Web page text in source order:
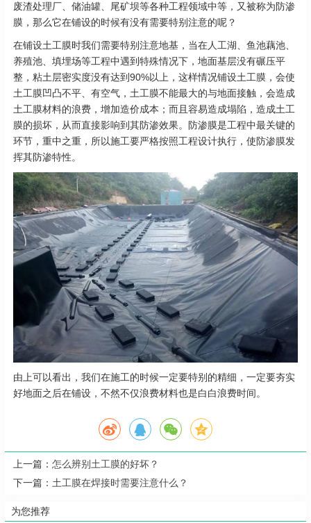
废渣处理厂、储油罐、尾矿坝等各种工程领域中等，又被称为防渗
膜，那么它在铺设的时候有没有需要特别注意的呢？
在铺设土工膜时我们需要特别注意地基，当在人工湖、鱼池藕池、
养殖池、填埋场等工程中遇到特殊情况下，地面基层没有碾压平
整，粘土层密实度没有达到90%以上，这样情况铺设土工膜，会使
土工膜凹凸不平、有空气，土工膜不能最大的与地面接触，会造成
土工膜材料的浪费，增加造价成本；而且容易造成塌陷，造成土工
膜的损坏，从而直接影响到其防渗效果。防渗膜是工程中最关键的
环节，重中之重，所以施工要严格按照工程设计执行，使防渗膜发
挥其防渗特性。
由上可以看出，我们在施工的时候一定要特别的精细，一定要夯实
好地面之后在铺设，不然不仅浪费材料也是白白浪费时间。
上一篇： 怎么辨别土工膜的好坏？
下一篇： 土工膜在焊接时需要注意什么？
为您推荐